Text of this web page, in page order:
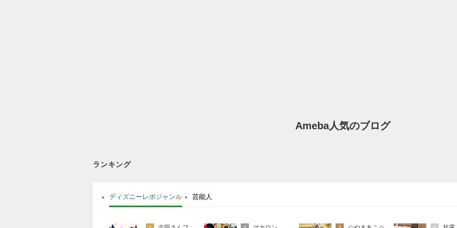
Ameba人気のブログ
ランキング
ディズニーレポジャンル 芸能人